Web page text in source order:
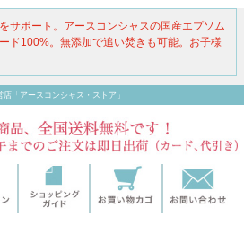
サポート。アースコンシャスの国産エプソム
ド100%。無添加で追い焚きも可能。お子様
「アースコンシャス・ストア」